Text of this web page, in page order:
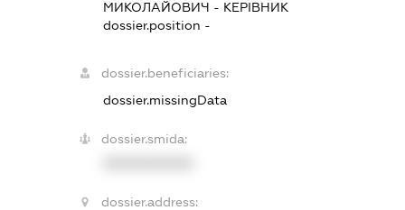
МИКОЛАЙОВИЧ - КЕРІВНИК
dossier.position -
dossier.beneficiaries:
dossier.missingData
dossier.smida:
dossier.address: